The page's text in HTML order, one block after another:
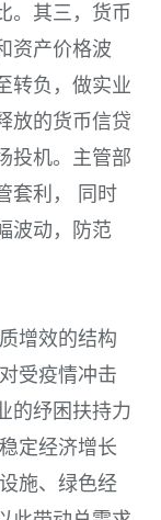
。其三，货币
资产价格波
转负，做实业
放的货币信贷
投机。主管部
套利， 同时
波动，防范
增效的结构
受疫情冲击
的纾困扶持力
定经济增长
施、绿色经